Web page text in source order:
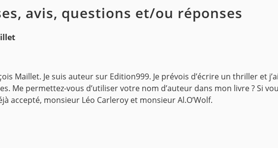
avis, questions et/ou réponses
Maillet. Je suis auteur sur Edition999. Je prévois d’écrire un thriller et
Me permettez-vous d’utiliser votre nom d’auteur dans mon livre ? Si
accepté, monsieur Léo Carleroy et monsieur Al.O’Wolf.